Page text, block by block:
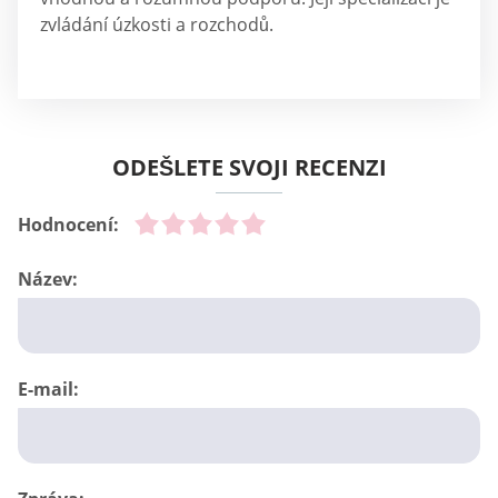
zvládání úzkosti a rozchodů.
ODEŠLETE SVOJI RECENZI
Hodnocení:
Název:
E-mail: